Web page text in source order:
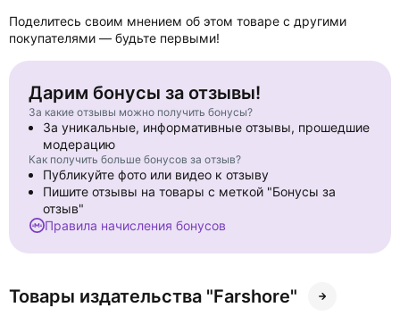
Поделитесь своим мнением об этом товаре с другими
покупателями — будьте первыми!
Дарим бонусы за отзывы!
За какие отзывы можно получить бонусы?
За уникальные, информативные отзывы, прошедшие
модерацию
Как получить больше бонусов за отзыв?
Публикуйте фото или видео к отзыву
Пишите отзывы на товары с меткой "Бонусы за
отзыв"
Правила начисления бонусов
Товары издательства "Farshore"